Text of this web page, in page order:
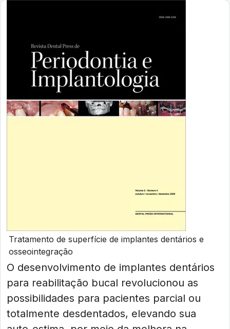
Tratamento de superfície de implantes dentários e
osseointegração
O desenvolvimento de implantes dentários
para reabilitação bucal revolucionou as
possibilidades para pacientes parcial ou
totalmente desdentados, elevando sua